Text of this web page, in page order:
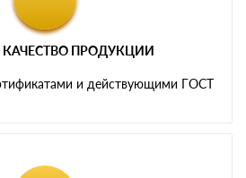
ПРОДУКЦИИ
и действующими ГОСТ